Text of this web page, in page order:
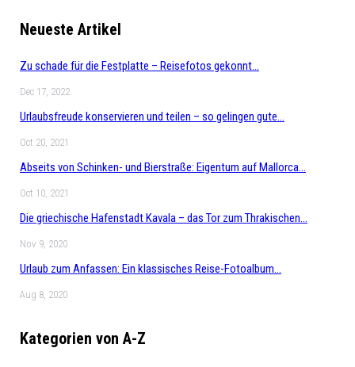
Neueste Artikel
Zu schade für die Festplatte – Reisefotos gekonnt…
Dec 17, 2022
Urlaubsfreude konservieren und teilen – so gelingen gute…
Oct 20, 2021
Abseits von Schinken- und Bierstraße: Eigentum auf Mallorca…
Oct 10, 2021
Die griechische Hafenstadt Kavala – das Tor zum Thrakischen…
Nov 9, 2020
Urlaub zum Anfassen: Ein klassisches Reise-Fotoalbum…
Aug 8, 2020
Kategorien von A-Z